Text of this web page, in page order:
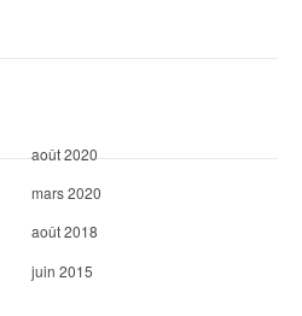
août 2020
mars 2020
août 2018
juin 2015